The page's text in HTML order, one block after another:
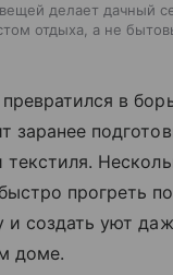
делает дачный
отдыха, а не
в
заранее
текстиля.
прогреть
и создать уют
доме.